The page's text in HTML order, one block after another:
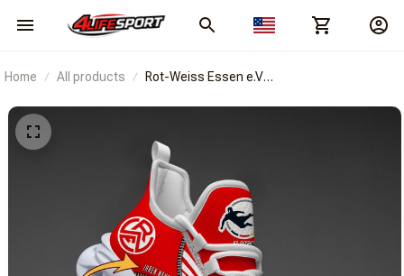
Home All products
Rot-Weiss Essen e.V